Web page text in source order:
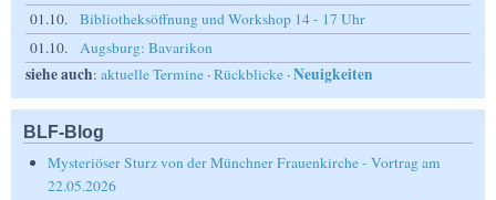
01.10.
Bibliotheksöffnung und Workshop 14 - 17 Uhr
01.10.
Augsburg: Bavarikon
siehe auch: aktuelle Termine ·Rückblicke ·Neuigkeiten
BLF-Blog
Mysteriöser Sturz von der Münchner Frauenkirche - Vortrag am
22.05.2026